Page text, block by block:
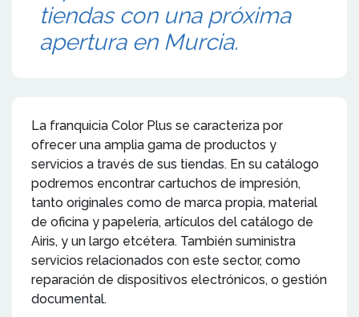
tiendas con una próxima
apertura en Murcia.
La franquicia Color Plus se caracteriza por
ofrecer una amplia gama de productos y
servicios a través de sus tiendas. En su catálogo
podremos encontrar cartuchos de impresión,
tanto originales como de marca propia, material
de oficina y papelería, artículos del catálogo de
Airis, y un largo etcétera. También suministra
servicios relacionados con este sector, como
reparación de dispositivos electrónicos, o gestión
documental.